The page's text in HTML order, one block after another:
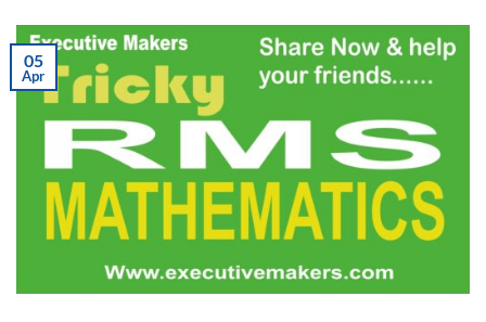
05
Apr